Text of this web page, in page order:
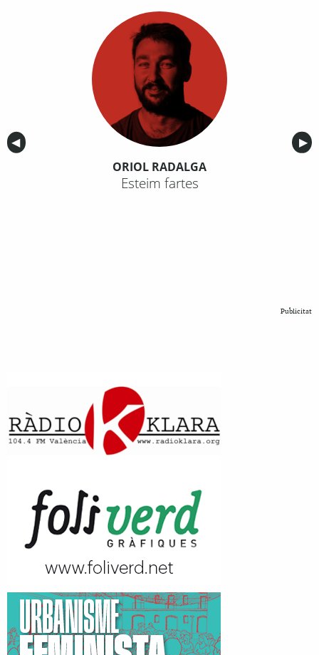
Anterior
◀︎ ▶︎
ORIOL RADALGA
Esteim fartes
Publicitat